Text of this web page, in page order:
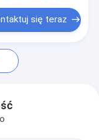
się teraz